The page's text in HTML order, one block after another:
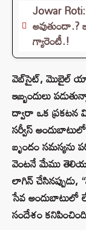
Jowar
గ్యారెంటీ.!
వెబ్‌సైట్, మొబైల్
ఇబ్బందులు
ద్వారా ఒక ప్రకటన
సర్వీస్
బృందం సమస్యను
వెంటనే మేము
లాగిన్
సేవ అందుబాటులో
సందేశం